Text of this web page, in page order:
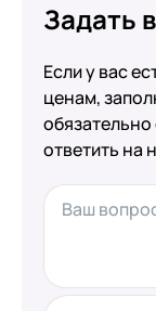
Задать
Если у вас
ценам,
ответить на